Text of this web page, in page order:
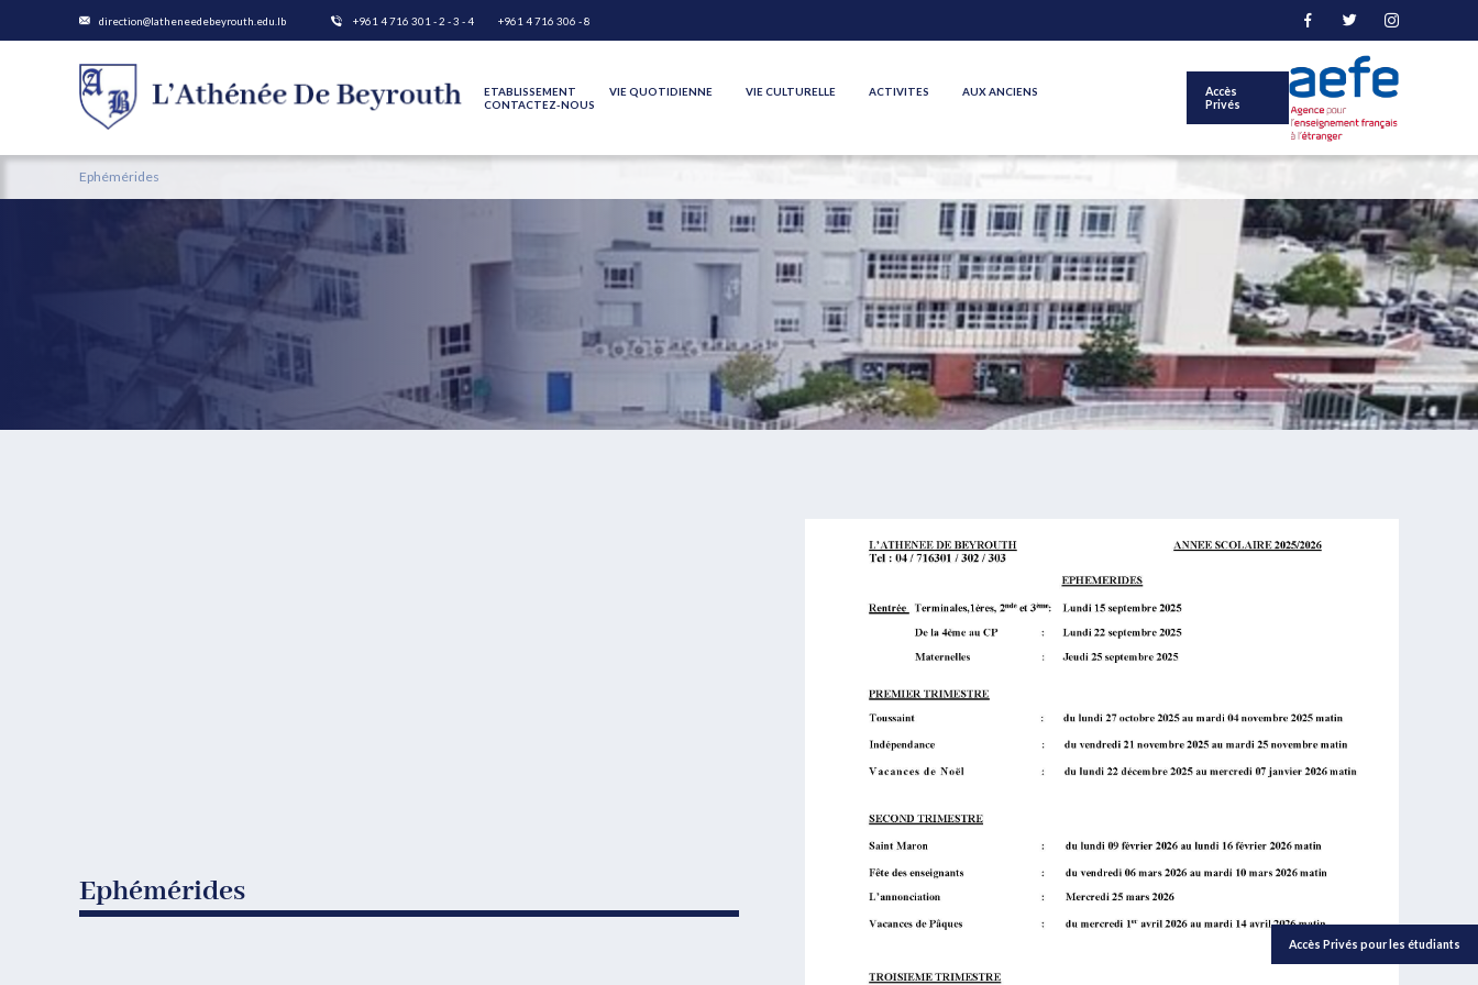
Accès Privés pour les étudiants
direction@latheneedebeyrouth.edu.lb +961 4 716 301 - 2 - 3 - 4 +961 4 716 306 - 8
ETABLISSEMENT VIE QUOTIDIENNE VIE CULTURELLE ACTIVITES
AUX ANCIENS
CONTACTEZ-NOUS
Accès
Privés
Ephémérides
Ephémérides